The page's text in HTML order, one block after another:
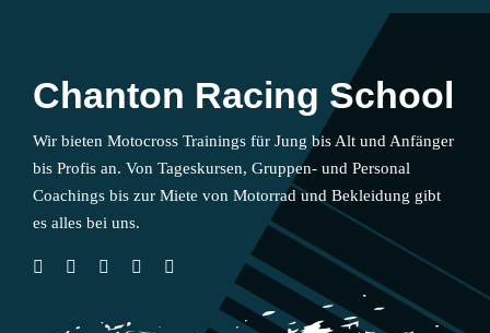
Chanton Racing School
Wir bieten Motocross Trainings für Jung bis Alt und Anfänger
bis Profis an. Von Tageskursen, Gruppen- und Personal
Coachings bis zur Miete von Motorrad und Bekleidung gibt
es alles bei uns.